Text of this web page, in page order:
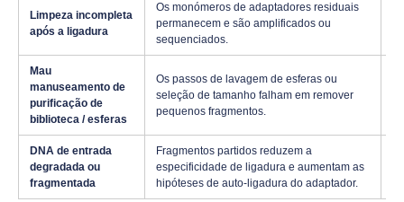
Limpeza incompleta
após a ligadura
Os monómeros de adaptadores residuais
permanecem e são amplificados ou
sequenciados.
Mau
manuseamento de
purificação de
biblioteca / esferas
Os passos de lavagem de esferas ou
seleção de tamanho falham em remover
pequenos fragmentos.
DNA de entrada
degradada ou
fragmentada
Fragmentos partidos reduzem a
especificidade de ligadura e aumentam as
hipóteses de auto-ligadura do adaptador.